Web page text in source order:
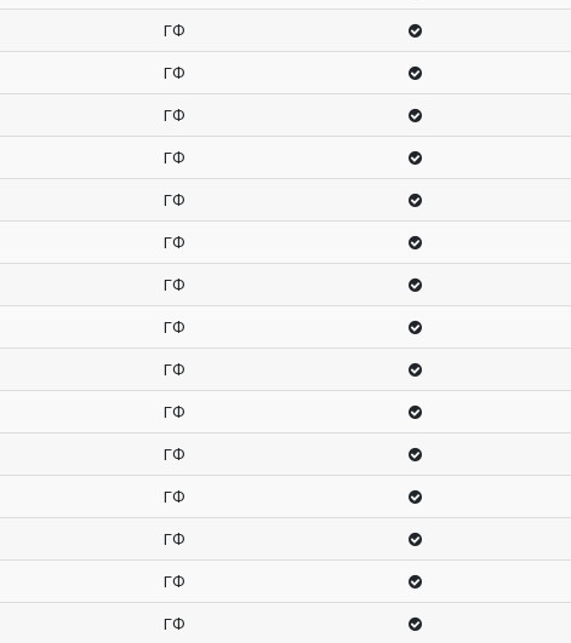
ГФ
ГФ
ГФ
ГФ
ГФ
ГФ
ГФ
ГФ
ГФ
ГФ
ГФ
ГФ
ГФ
ГФ
ГФ